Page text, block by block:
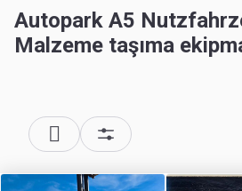
Autopark A5
Malzeme taşıma